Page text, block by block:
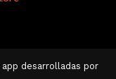
desarrolladas por